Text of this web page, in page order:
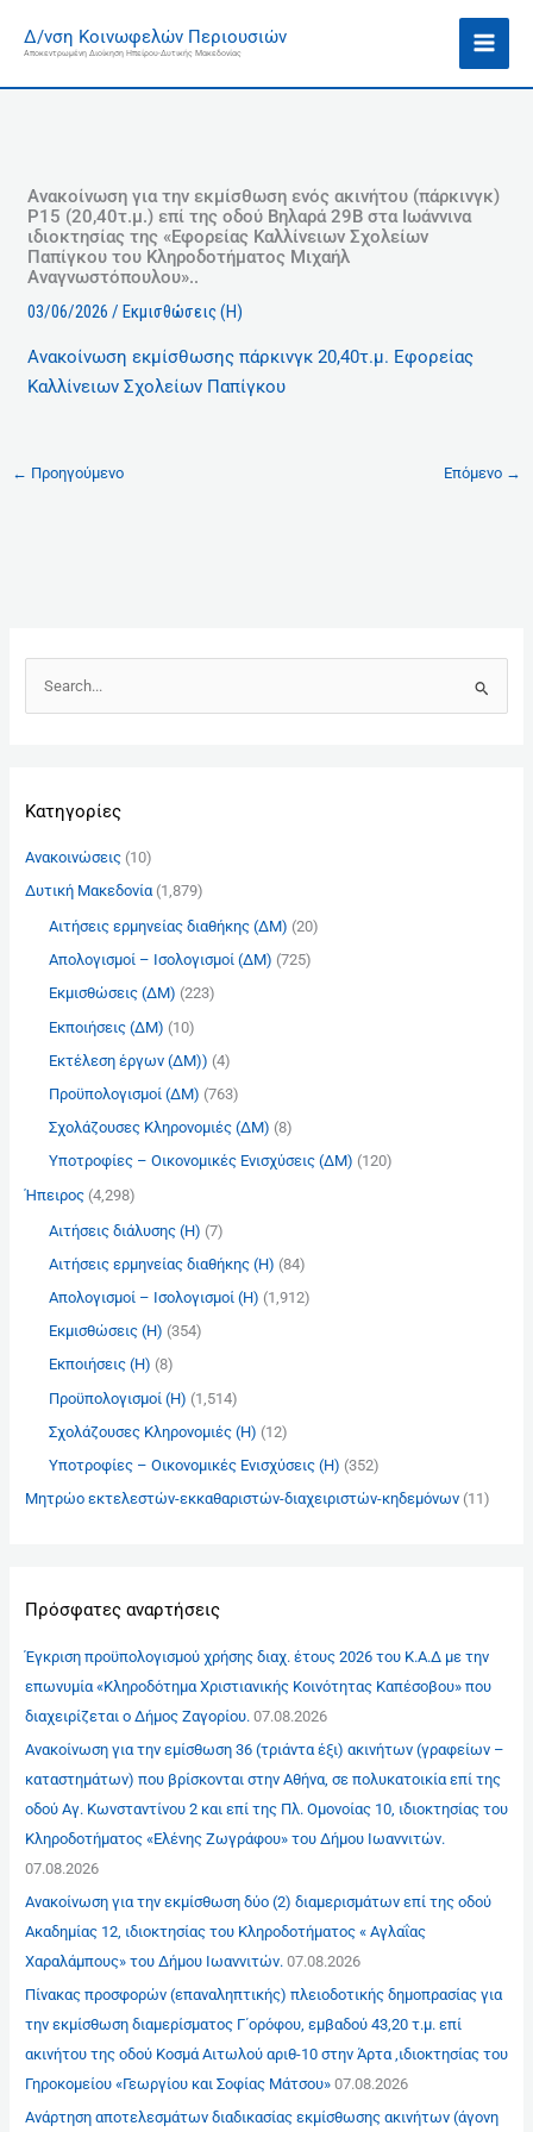
στοΔ/νση Κοινωφελών Περιουσιών
Αποκεντρωμένη Διοίκηση Ηπείρου-Δυτικής Μακεδονίας
Ανακοίνωση για την εκμίσθωση ενός ακινήτου (πάρκινγκ)
Ρ15 (20,40τ.μ.) επί της οδού Βηλαρά 29Β στα Ιωάννινα
ιδιοκτησίας της «Εφορείας Καλλίνειων Σχολείων
Παπίγκου του Κληροδοτήματος Μιχαήλ
Αναγνωστόπουλου»..
03/06/2026/Εκμισθώσεις (Η)
Aνακοίνωση εκμίσθωσης πάρκινγκ 20,40τ.μ. Εφορείας
Καλλίνειων Σχολείων Παπίγκου
← Προηγούμενο Επόμενο →
ή
σ
Kατηγορίες
Ανακοινώσεις(10)
Δυτική Μακεδονία(1,879)
Αιτήσεις ερμηνείας διαθήκης (ΔΜ) (20)
Απολογισμοί – Ισολογισμοί (ΔΜ) (725)
Εκμισθώσεις (ΔΜ) (223)
Εκποιήσεις (ΔΜ) (10)
Εκτέλεση έργων (ΔΜ)) (4)
Προϋπολογισμοί (ΔΜ) (763)
Σχολάζουσες Κληρονομιές (ΔΜ) (8)
Υποτροφίες – Οικονομικές Ενισχύσεις (ΔΜ) (120)
Ήπειρος(4,298)
Αιτήσεις διάλυσης (Η) (7)
Αιτήσεις ερμηνείας διαθήκης (Η) (84)
Απολογισμοί – Ισολογισμοί (Η) (1,912)
Εκμισθώσεις (Η) (354)
Εκποιήσεις (Η) (8)
Προϋπολογισμοί (Η) (1,514)
Σχολάζουσες Κληρονομιές (Η) (12)
Υποτροφίες – Οικονομικές Ενισχύσεις (Η) (352)
Μητρώο εκτελεστών-εκκαθαριστών-διαχειριστών-κηδεμόνων(11)
Πρόσφατες αναρτήσεις
Έγκριση προϋπολογισμού χρήσης διαχ. έτους 2026 του Κ.Α.Δ με την
επωνυμία «Κληροδότημα Χριστιανικής Κοινότητας Καπέσοβου» που
διαχειρίζεται ο Δήμος Ζαγορίου. 07.08.2026
Ανακοίνωση για την εμίσθωση 36 (τριάντα έξι) ακινήτων (γραφείων –
καταστημάτων) που βρίσκονται στην Αθήνα, σε πολυκατοικία επί της
οδού Αγ. Κωνσταντίνου 2 και επί της Πλ. Ομονοίας 10, ιδιοκτησίας του
Κληροδοτήματος «Ελένης Ζωγράφου» του Δήμου Ιωαννιτών.
07.08.2026
Ανακοίνωση για την εκμίσθωση δύο (2) διαμερισμάτων επί της οδού
Ακαδημίας 12, ιδιοκτησίας του Κληροδοτήματος « Αγλαΐας
Χαραλάμπους» του Δήμου Ιωαννιτών. 07.08.2026
Πίνακας προσφορών (επαναληπτικής) πλειοδοτικής δημοπρασίας για
την εκμίσθωση διαμερίσματος Γ΄ορόφου, εμβαδού 43,20 τ.μ. επί
ακινήτου της οδού Κοσμά Αιτωλού αριθ-10 στην Άρτα ,ιδιοκτησίας του
Γηροκομείου «Γεωργίου και Σοφίας Μάτσου» 07.08.2026
Ανάρτηση αποτελεσμάτων διαδικασίας εκμίσθωσης ακινήτων (άγονη
σ
κ
ό